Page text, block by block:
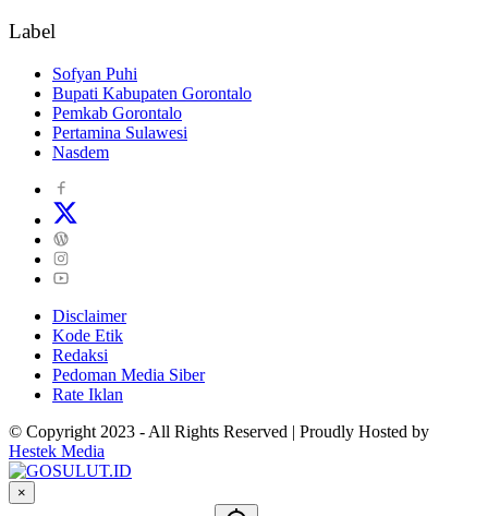
Label
Sofyan Puhi
Bupati Kabupaten Gorontalo
Pemkab Gorontalo
Pertamina Sulawesi
Nasdem
Disclaimer
Kode Etik
Redaksi
Pedoman Media Siber
Rate Iklan
© Copyright 2023 - All Rights Reserved | Proudly Hosted by
Hestek Media
×